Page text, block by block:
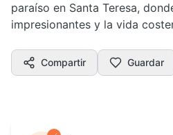
paraíso en Santa Teresa,
impresionantes y la vida
Compartir Guardar